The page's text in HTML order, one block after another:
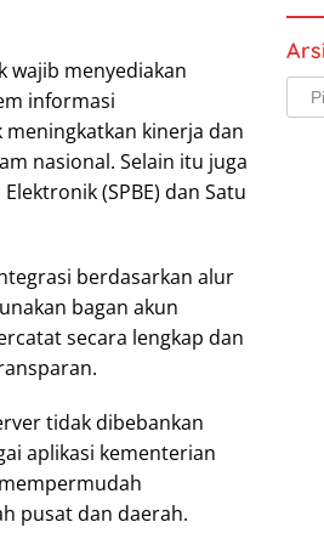
wajib menyediakan
informasi
kinerja dan
nasional. Selain itu juga
(SPBE) dan Satu
berdasarkan alur
bagan akun
secara lengkap dan
tidak dibebankan
aplikasi kementerian
pusat dan daerah.